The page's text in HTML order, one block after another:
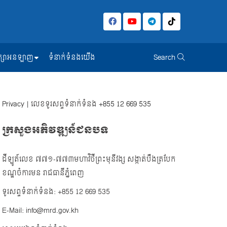
សាអនឡាញ ទំនាក់ទំនងយើង Search
Privacy | លេខទូរសព្ទទំនាក់ទំនង +855 12 669 535
ក្រសួងអភិវឌ្ឍន៍ជនបទ
ដីឡូត៍លេខ ៧៧១-៧៧៣មហាវិថីព្រះមុនីវង្ស សង្កាត់បឹងត្របែក
ខណ្ឌចំការមន រាជធានីភ្នំពេញ
ទូរសព្ទទំនាក់ទំនង: +855 12 669 535
E-Mail: info@mrd.gov.kh